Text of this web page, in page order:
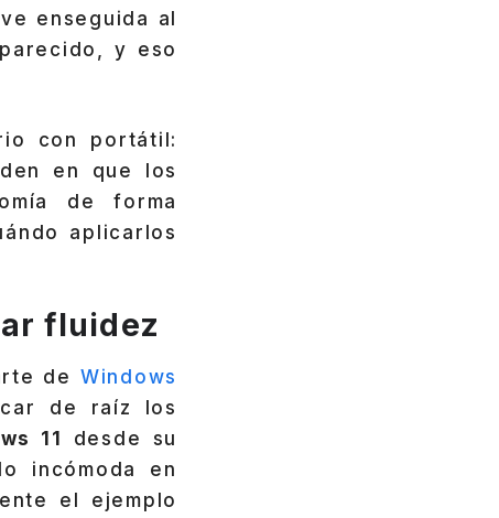
enseguida al
y eso
con portátil:
en que los
de forma
aplicarlos
fluidez
de Windows
de raíz los
11
desde su
incómoda en
el ejemplo